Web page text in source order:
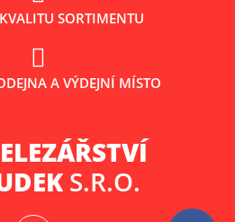
SORTIMENTU
A VÝDEJNÍ MÍSTO
S.R.O.